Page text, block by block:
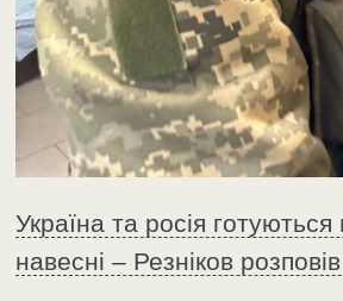
Україна та росія готуються
навесні – Резніков